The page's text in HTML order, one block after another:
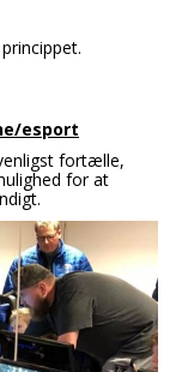
esport
fortælle,
for at